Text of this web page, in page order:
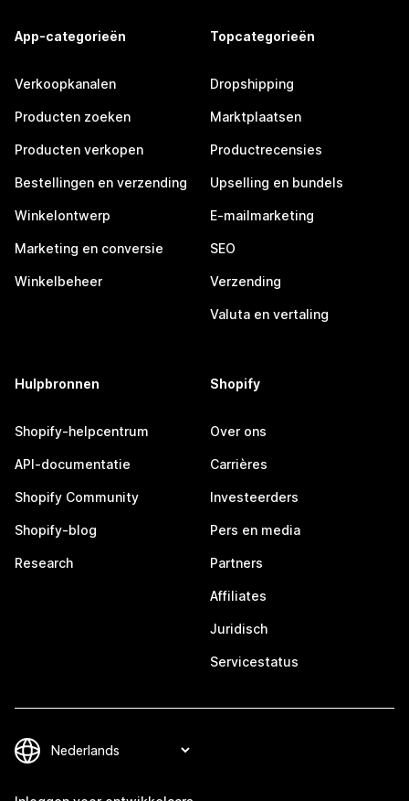
App-categorieën
Verkoopkanalen
Producten zoeken
Producten verkopen
Bestellingen en verzending
Winkelontwerp
Marketing en conversie
Winkelbeheer
Topcategorieën
Dropshipping
Marktplaatsen
Productrecensies
Upselling en bundels
E-mailmarketing
SEO
Verzending
Valuta en vertaling
Hulpbronnen
Shopify-helpcentrum
API-documentatie
Shopify Community
Shopify-blog
Research
Shopify
Over ons
Carrières
Investeerders
Pers en media
Partners
Affiliates
Juridisch
Servicestatus